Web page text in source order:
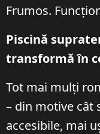
Frumos.
Piscină
transformă în
Tot mai mulți
– din motive cât
accesibile, mai